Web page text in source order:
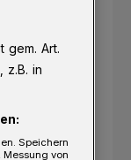
gem. Art.
z.B. in
Speichern
von